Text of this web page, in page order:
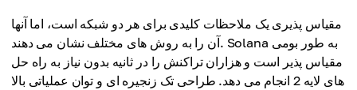
مقیاس پذیری یک ملاحظات کلیدی برای هر دو شبکه است، اما آنها
آن را به روش های مختلف نشان می دهند. Solana به طور بومی
مقیاس پذیر است و هزاران تراکنش را در ثانیه بدون نیاز به راه حل
های لایه 2 انجام می دهد. طراحی تک زنجیره ای و توان عملیاتی بالا